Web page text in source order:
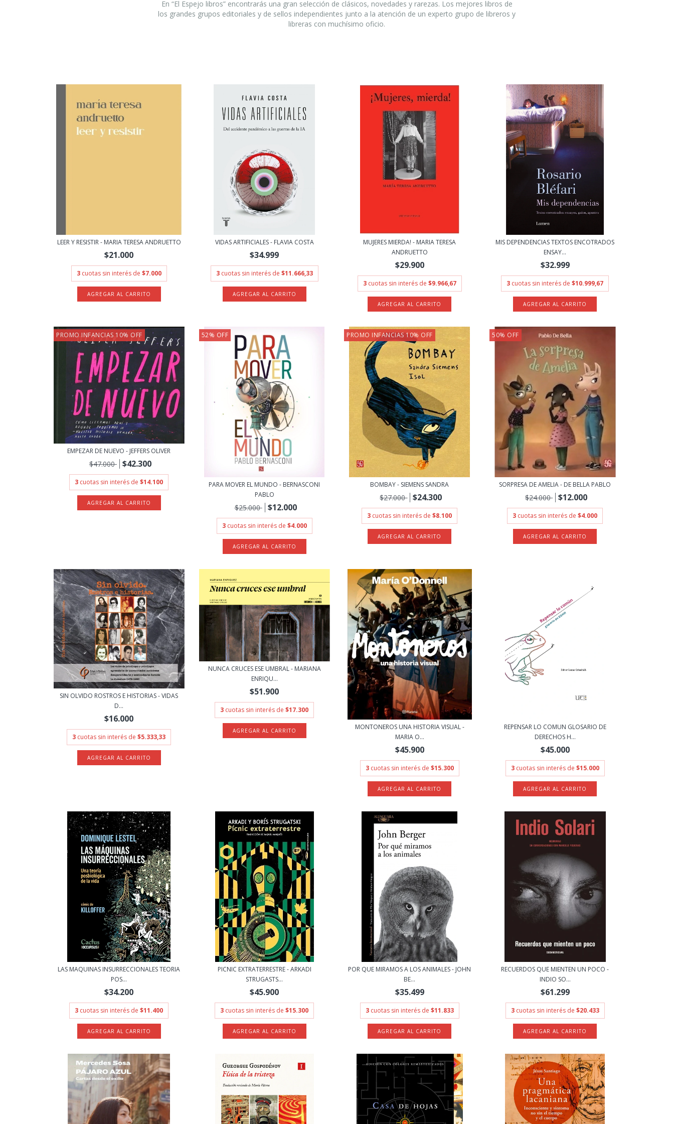
En “El Espejo libros” encontrarás una gran selección de clásicos, novedades y rarezas. Los mejores libros de
los grandes grupos editoriales y de sellos independientes junto a la atención de un experto grupo de libreros y
libreras con muchísimo oficio.
LEER Y RESISTIR - MARIA TERESA ANDRUETTO
$21.000
3 cuotas sin interés de $7.000
VIDAS ARTIFICIALES - FLAVIA COSTA
$34.999
3 cuotas sin interés de $11.666,33
MUJERES MIERDA! - MARIA TERESA
ANDRUETTO
$29.900
3 cuotas sin interés de $9.966,67
MIS DEPENDENCIAS TEXTOS ENCOTRADOS
ENSAY...
$32.999
3 cuotas sin interés de$10.999,67
PROMO INFANCIAS 10% OFF
EMPEZAR DE NUEVO - JEFFERS OLIVER
$47.000 $42.300
3 cuotas sin interés de$14.100
52% OFF
PARA MOVER EL MUNDO - BERNASCONI
PABLO
$25.000 $12.000
3 cuotas sin interés de $4.000
PROMO INFANCIAS 10% OFF
BOMBAY - SIEMENS SANDRA
$27.000 $24.300
3 cuotas sin interés de$8.100
50% OFF
SORPRESA DE AMELIA - DE BELLA PABLO
$24.000 $12.000
3 cuotas sin interés de$4.000
SIN OLVIDO ROSTROS E HISTORIAS - VIDAS
D...
$16.000
3 cuotas sin interés de$5.333,33
NUNCA CRUCES ESE UMBRAL - MARIANA
ENRIQU...
$51.900
3 cuotas sin interés de$17.300
MONTONEROS UNA HISTORIA VISUAL -
MARIA O...
$45.900
3 cuotas sin interés de $15.300
REPENSAR LO COMUN GLOSARIO DE
DERECHOS H...
$45.000
3 cuotas sin interés de $15.000
LAS MAQUINAS INSURRECCIONALES TEORIA
POS...
$34.200
3 cuotas sin interés de$11.400
PICNIC EXTRATERRESTRE - ARKADI
STRUGASTS...
$45.900
3 cuotas sin interés de$15.300
POR QUE MIRAMOS A LOS ANIMALES - JOHN
BE...
$35.499
3 cuotas sin interés de $11.833
RECUERDOS QUE MIENTEN UN POCO -
INDIO SO...
$61.299
3 cuotas sin interés de $20.433